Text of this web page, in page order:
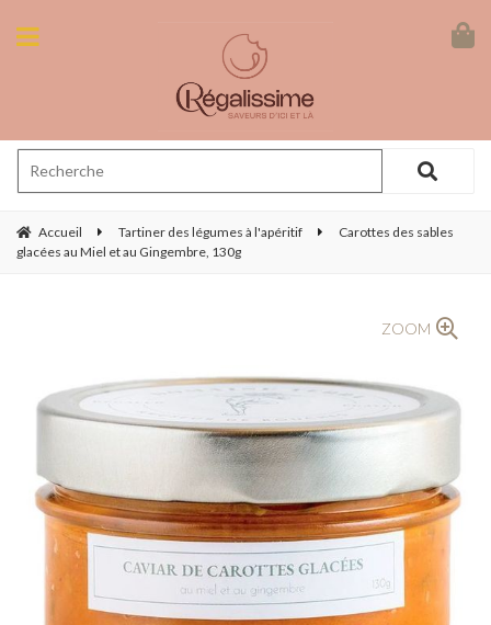
Accueil Tartiner des légumes à l'apéritif
Carottes des sables
glacées au Miel et au Gingembre, 130g
ZOOM